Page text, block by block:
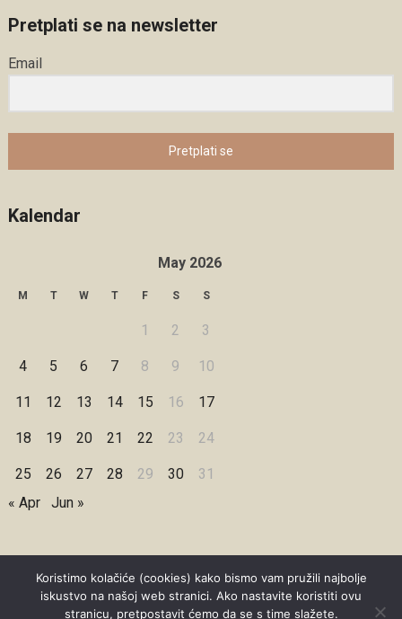
Pretplati se na newsletter
Email
Pretplati se
Kalendar
May 2026
M T W T F S S
1 2 3
4 5 6 7 8 9 10
11 12 13 14 15 16 17
18 19 20 21 22 23 24
25 26 27 28 29 30
31
« Apr
Jun »
Copyright © 2026 Under Dreamskies
Koristimo kolačiće (cookies) kako bismo vam pružili najbolje
iskustvo na našoj web stranici. Ako nastavite koristiti ovu
stranicu, pretpostavit ćemo da se s time slažete.